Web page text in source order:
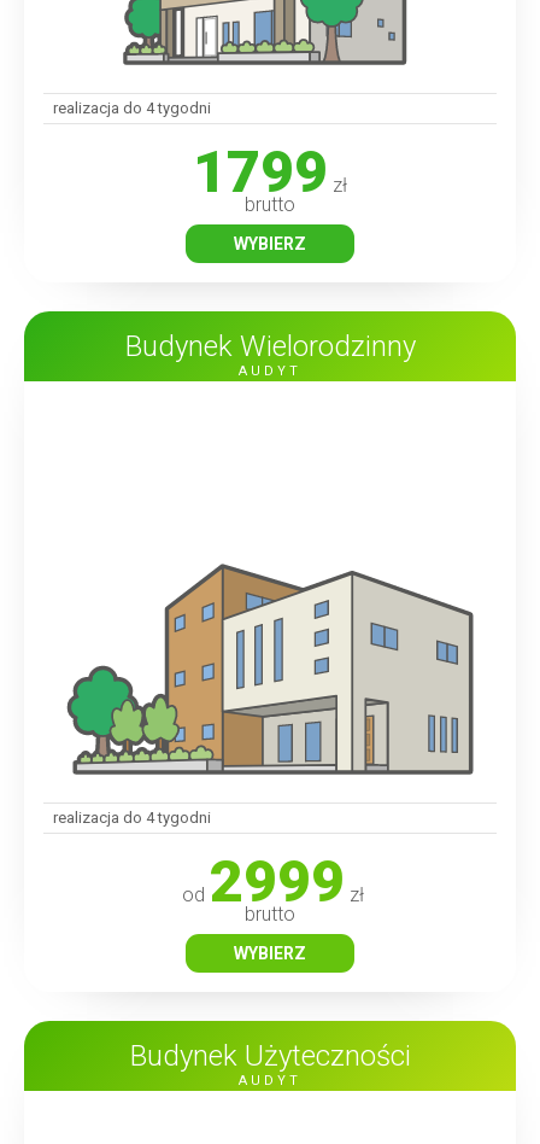
realizacja do 4 tygodni
1799 zł
brutto
WYBIERZ
AUDYT
Budynek Wielorodzinny
realizacja do 4 tygodni
od 2999 zł
brutto
WYBIERZ
AUDYT
Budynek Użyteczności